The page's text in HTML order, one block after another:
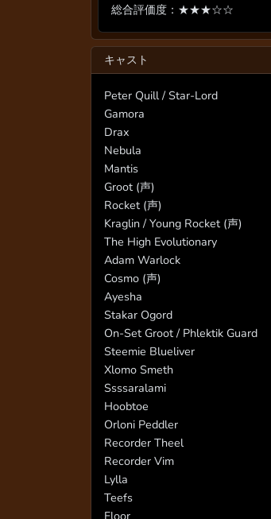
総合評価度：★★★☆☆
キャスト
Peter Quill / Star-Lord
Gamora
Drax
Nebula
Mantis
Groot (声)
Rocket (声)
Kraglin / Young Rocket (声)
The High Evolutionary
Adam Warlock
Cosmo (声)
Ayesha
Stakar Ogord
On-Set Groot / Phlektik Guard
Steemie Blueliver
Xlomo Smeth
Ssssaralami
Hoobtoe
Orloni Peddler
Recorder Theel
Recorder Vim
Lylla
Teefs
Floor